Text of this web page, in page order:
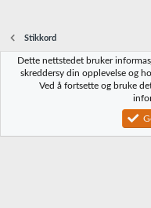
Stikkord
Norbrygg-default
Vilkår og regler
Community platform by XenForo® ©
Dette nettstedet bruker
skreddersy din opplevelse og
Ved å fortsette og bruke